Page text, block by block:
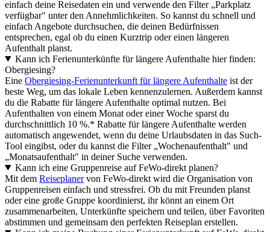
einfach deine Reisedaten ein und verwende den Filter „Parkplatz
verfügbar" unter den Annehmlichkeiten. So kannst du schnell und
einfach Angebote durchsuchen, die deinen Bedürfnissen
entsprechen, egal ob du einen Kurztrip oder einen längeren
Aufenthalt planst.
Kann ich Ferienunterkünfte für längere Aufenthalte hier finden:
Obergiesing?
Eine Obergiesing-Ferienunterkunft für längere Aufenthalte ist der
beste Weg, um das lokale Leben kennenzulernen. Außerdem kannst
du die Rabatte für längere Aufenthalte optimal nutzen. Bei
Aufenthalten von einem Monat oder einer Woche sparst du
durchschnittlich 10 %.* Rabatte für längere Aufenthalte werden
automatisch angewendet, wenn du deine Urlaubsdaten in das Such-
Tool eingibst, oder du kannst die Filter „Wochenaufenthalt" und
„Monatsaufenthalt" in deiner Suche verwenden.
Kann ich eine Gruppenreise auf FeWo-direkt planen?
Mit dem Reiseplanervon FeWo-direkt wird die Organisation von
Gruppenreisen einfach und stressfrei. Ob du mit Freunden planst
oder eine große Gruppe koordinierst, ihr könnt an einem Ort
zusammenarbeiten, Unterkünfte speichern und teilen, über Favoriten
abstimmen und gemeinsam den perfekten Reiseplan erstellen.